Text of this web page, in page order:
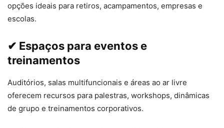
opções ideais para retiros, acampamentos, empresas e
escolas.
✔ Espaços para eventos e
treinamentos
Auditórios, salas multifuncionais e áreas ao ar livre
oferecem recursos para palestras, workshops, dinâmicas
de grupo e treinamentos corporativos.